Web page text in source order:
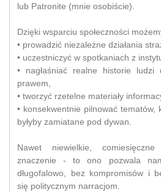
lub Patronite (mnie osobiście).
Dzięki wsparciu społeczności
• prowadzić niezależne działania
• uczestniczyć w spotkaniach z
• nagłaśniać realne historie ludzi
prawem,
• tworzyć rzetelne materiały
• konsekwentnie pilnować tematów,
byłyby zamiatane pod dywan.
Nawet niewielkie,
znaczenie - to ono pozwala
długofalowo, bez kompromisów i
się politycznym narracjom.